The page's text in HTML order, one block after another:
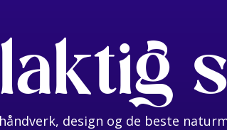
design og de beste